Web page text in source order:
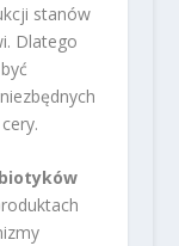
stanów
Dlatego